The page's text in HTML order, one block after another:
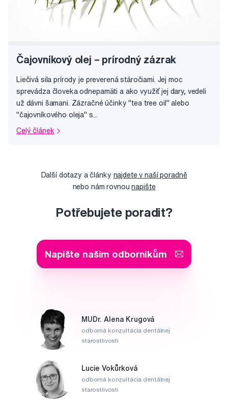
Čajovníkový olej – prírodný zázrak
Liečivá sila prírody je preverená stáročiami. Jej moc
sprevádza človeka odnepamäti a ako využiť jej dary, vedeli
už dávni šamani. Zázračné účinky "tea tree oil" alebo
"čajovníkového oleja" s...
Celý článek
Další dotazy a články najdete v naší poradně
nebo nám rovnounapište
Potřebujete poradit?
Napište našim odborníkům
MUDr. Alena Krugová
odborná konzultácia dentálnej
starostlivosti
Lucie Vokůrková
odborná konzultácia dentálnej
starostlivosti